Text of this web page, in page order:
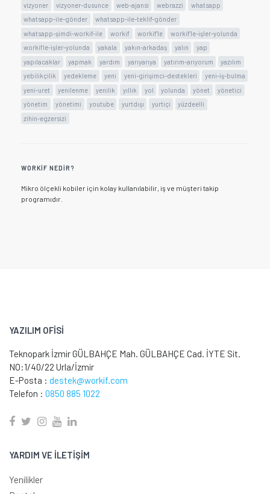
vizyoner
vizyoner-dusunce web-ajansi webrazzi
whatsapp
whatsapp-ile-gönder
whatsapp-ile-teklif-gönder
whatsapp-şimdi-workif-ile
workif workif'le
workif'le-işler-yolunda
workifle-işler-yolunda
yakala yakın-arkadaş yalın
yap
yapılacaklar
yapmak yardım yarıyarıya yatırım-arıyorum
yazılım
yebilikçilik
yedekleme yeni yeni-girişimci-destekleri
yeni-iş-bulma
yeni-uret
yenilenme yenilik yıllık yol yolunda yönet
yönetici
yönetim
yönetimi youtube yurtdışı yurtiçi
yüzdeelli
zihin-egzersizi
WORKIF NEDIR?
Mikro ölçekli kobiler için kolay kullanılabilir, iş ve müşteri takip
programıdır.
YAZILIM OFİSİ
Teknopark İzmir GÜLBAHÇE Mah. GÜLBAHÇE Cad. İYTE Sit.
NO:1/40/22 Urla/İzmir
E-Posta : destek@workif.com
Telefon : 0850 885 1022
YARDIM VE İLETİŞİM
Yenilikler